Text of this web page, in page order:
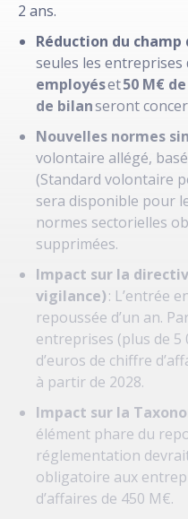
2 ans.
Réduction du champ
seules les entreprises
employéset50 M€
de bilanseront
Nouvelles normes
volontaire allégé,
(Standard volontaire
sera disponible pour
normes sectorielles
supprimées.
Impact sur la
vigilance): L’entrée
repoussée d’un an.
entreprises (plus de 5
d’euros de chiffre
à partir de 2028.
Impact sur la
élément phare du
réglementation
obligatoire aux
d’affaires de 450 M€.